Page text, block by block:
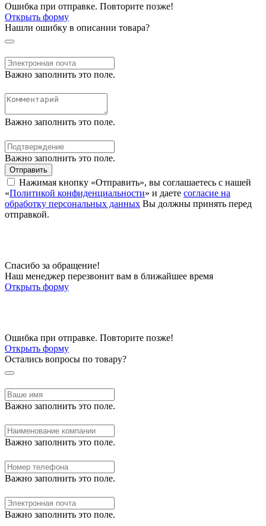
Ошибка при отправке. Повторите позже!
Открыть форму
Нашли ошибку в описании товара?
Важно заполнить это поле.
Важно заполнить это поле.
Важно заполнить это поле.
Отправить
Нажимая кнопку «Отправить», вы соглашаетесь с нашей
«Политикой конфиденциальности» и даете согласие на
обработку персональных данных Вы должны принять перед
отправкой.
Спасибо за обращение!
Наш менеджер перезвонит вам в ближайшее время
Открыть форму
Ошибка при отправке. Повторите позже!
Открыть форму
Остались вопросы по товару?
Важно заполнить это поле.
Важно заполнить это поле.
Важно заполнить это поле.
Важно заполнить это поле.